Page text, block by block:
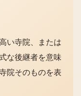
い寺院、または
な後継者を意味
院そのものを表